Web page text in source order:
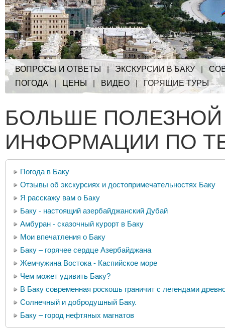
ВОПРОСЫ И ОТВЕТЫ |ЭКСКУРСИИ В БАКУ|
ПОГОДА
ЦЕНЫ ВИДЕО ГОРЯЩИЕ ТУРЫ
БОЛЬШЕ ПОЛЕЗНОЙ
ИНФОРМАЦИИ ПО
Погода в Баку
Отзывы об экскурсиях и достопримечательностях Баку
Я расскажу вам о Баку
Баку - настоящий азербайджанский Дубай
Амбуран - сказочный курорт в Баку
Мои впечатления о Баку
Баку – горячее сердце Азербайджана
Жемчужина Востока - Каспийское море
Чем может удивить Баку?
В Баку современная роскошь граничит с легендами
Солнечный и добродушный Баку.
Баку – город нефтяных магнатов